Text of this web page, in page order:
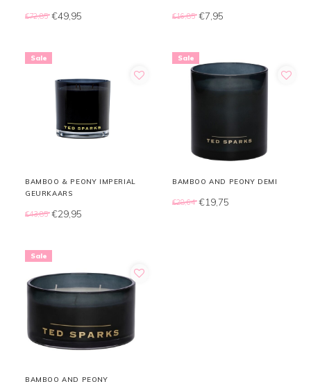
€72,85 €49,95 €16,85 €7,95
Sale
BAMBOO & PEONY IMPERIAL
GEURKAARS
€43,85 €29,95
Sale
BAMBOO AND PEONY DEMI
€28,64 €19,75
Sale
BAMBOO AND PEONY